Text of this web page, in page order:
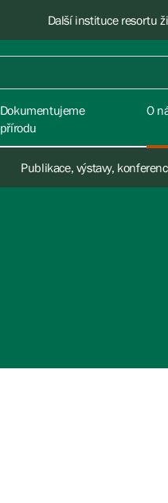
Další instituce resortu
Dokumentujeme
přírodu
O
Publikace, výstavy,